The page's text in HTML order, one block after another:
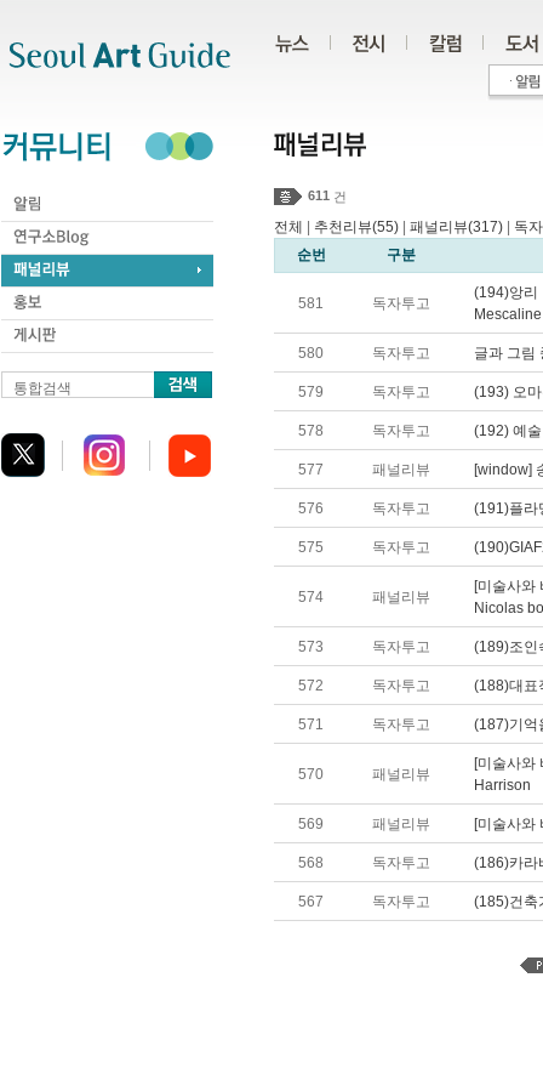
통합검색
611 건
전체 추천리뷰(55) 패널리뷰(317)
독
순번
구분
581 독자투고
(194)앙리
580 독자투고 글과 그림
579 독자투고 (193) 오
578 독자투고 (192) 예
577 패널리뷰 [window]
576 독자투고 (191)플라
575 독자투고
574 패널리뷰
[미술사와
Nicolas
573 독자투고 (189)조인
572 독자투고 (188)대표
571 독자투고 (187)기억
570 패널리뷰
[미술사와
Harrison
569 패널리뷰 [미술사와
568 독자투고 (186)카라
567 독자투고 (185)건축